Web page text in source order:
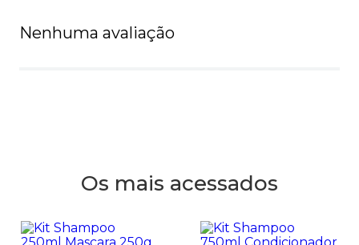
Nenhuma avaliação
Os mais acessados